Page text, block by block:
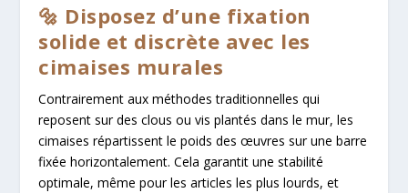
🔩 Disposez d’une fixation
solide et discrète avec les
cimaises murales
Contrairement aux méthodes traditionnelles qui
reposent sur des clous ou vis plantés dans le mur, les
cimaises répartissent le poids des œuvres sur une barre
fixée horizontalement. Cela garantit une stabilité
optimale, même pour les articles les plus lourds, et